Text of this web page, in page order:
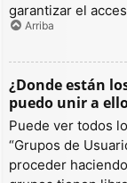
garantizar el
Arriba
¿Donde están
puedo unir a
Puede ver todos
“Grupos de
proceder